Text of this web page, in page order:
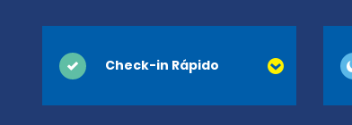
Check-in Rápido